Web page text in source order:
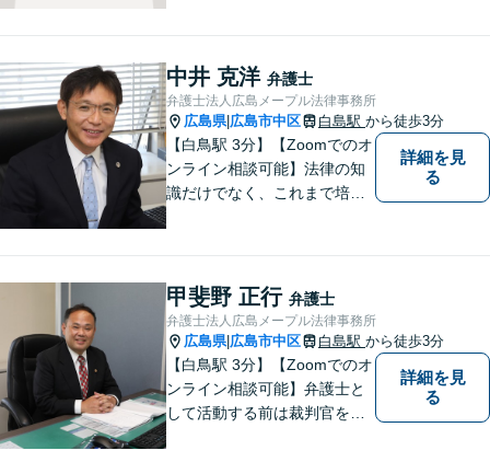
ルにお悩みの方はご相談くだ
さい。
中井 克洋 弁護士
弁護士法人広島メープル法律事務所
広島県| 広島市中区 白島駅 から徒歩3分
【白鳥駅 3分】【Zoomでのオ
ンライン相談可能】法律の知
識だけでなく、これまで培っ
ってまいります。 ぜひご相談
ください。
詳細を見
る
甲斐野 正行 弁護士
弁護士法人広島メープル法律事務所
広島県| 広島市中区 白島駅 から徒歩3分
【白鳥駅 3分】【Zoomでのオ
ンライン相談可能】弁護士と
して活動する前は裁判官を務
詳細を見
る